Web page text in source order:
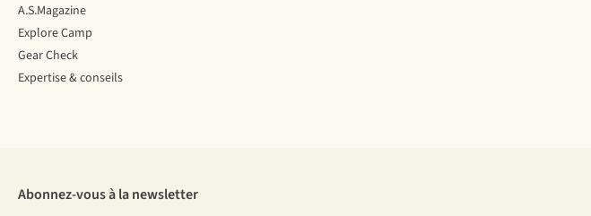
A.S.Magazine
Explore Camp
Gear Check
Expertise & conseils
Abonnez-vous à la newsletter